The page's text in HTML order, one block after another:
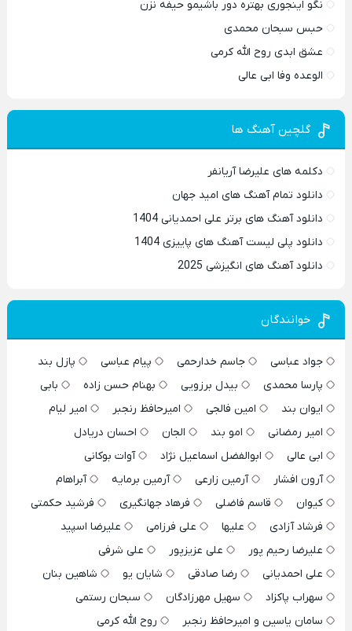
نگو اینجوری بهتره دور باشیمو حیفه نزن
حبس سبحان محمدی
عشق ابدی روح الله کرمی
الوعده وفا ابی عالی
گلچین آهنگ ها
دکلمه های علیرضا آریانفر
دانلود تمام آهنگ های امید جهان
دانلود آهنگ های برتر علی احمدیانی 1404
دانلود پلی لیست آهنگ های پاییزی 1404
دانلود آهنگ های انگیزشی 2025
خوانندگان
جواد عباسی جاسم خدارحمی پیام عباسی
پازل بند
پارسا محمدی
بیدل برزویی بهنام حسن زاده
بابی
ایوان بند
امین فالجی امیرحافظ رنجبر
امیر لیام
امیر رمضانی
امو بند الجان
احسان دریادل
ابی عالی
ابوالفضل اسماعیل نژاد
آوات بوکانی
آرون افشار
آرمین زارعی آرمین برمایه
آبراهام
کیوان
قاسم فاضلی فرهاد جهانگیری
فرشید حکمتی
فرشاد آزادی
علیها علی فرزامی
علیرضا اسپید
علیرضا رحیم پور
علی عزیزپور
علی شرفی
علی احمدیانی
رضا صادقی شایان یو
شاهین بنان
سهراب پاکزاد
سهیل مهرزادگان
سبحان رستمی
سامان یاسین و امیرحافظ رنجبر
روح الله کرمی